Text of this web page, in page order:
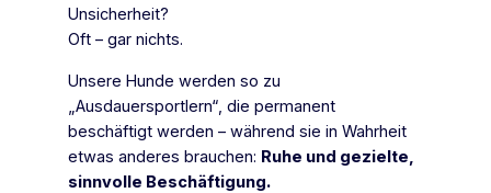
Unsicherheit?
Oft – gar nichts.
Unsere Hunde werden so zu
„Ausdauersportlern“, die permanent
beschäftigt werden – während sie in Wahrheit
etwas anderes brauchen: Ruhe und gezielte,
sinnvolle Beschäftigung.